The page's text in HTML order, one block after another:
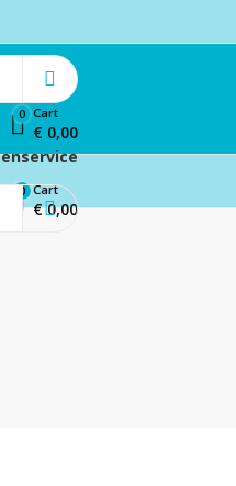
0 Cart
€ 0,00
0 Cart
€0,00